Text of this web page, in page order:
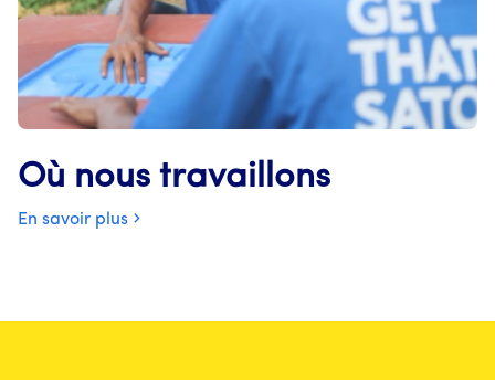
Où nous travaillons
En savoir plus